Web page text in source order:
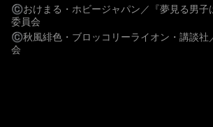
©おけまる・ホビージャパン／『夢見る男子
委員会
©秋風緋色・ブロッコリーライオン・講談社
会